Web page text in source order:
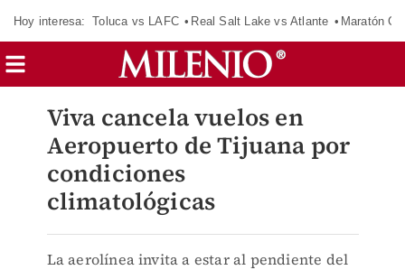
Hoy interesa: Toluca vs LAFC Real Salt Lake vs Atlante Maratón
Viva cancela vuelos en
Aeropuerto de Tijuana por
condiciones
climatológicas
La aerolínea invita a estar al pendiente del